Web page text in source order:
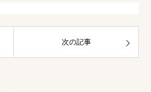
次の記事